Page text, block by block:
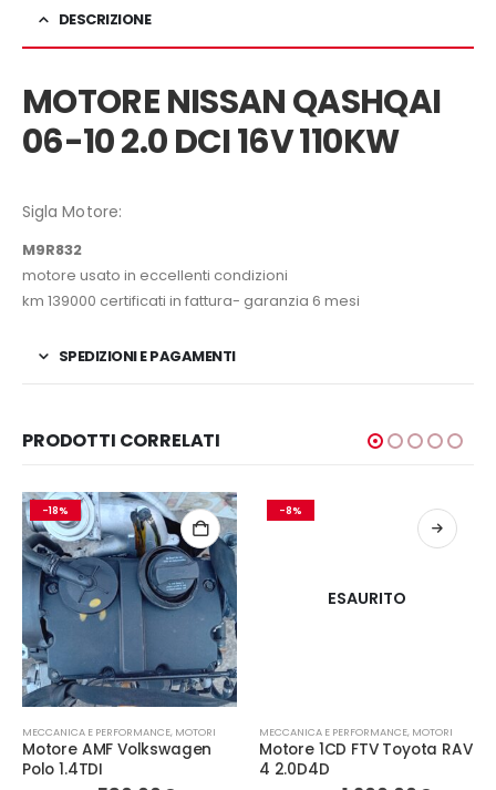
DESCRIZIONE
MOTORE NISSAN QASHQAI
06-10 2.0 DCI 16V 110KW
Sigla Motore:
M9R832
motore usato in eccellenti condizioni
km 139000 certificati in fattura- garanzia 6 mesi
SPEDIZIONI E PAGAMENTI
PRODOTTI CORRELATI
-18%
MECCANICA E PERFORMANCE, MOTORI
Motore AMF Volkswagen
Polo 1.4TDI
-8%
ESAURITO
MECCANICA E PERFORMANCE, MOTORI
Motore 1CD FTV Toyota RAV
4 2.0D4D